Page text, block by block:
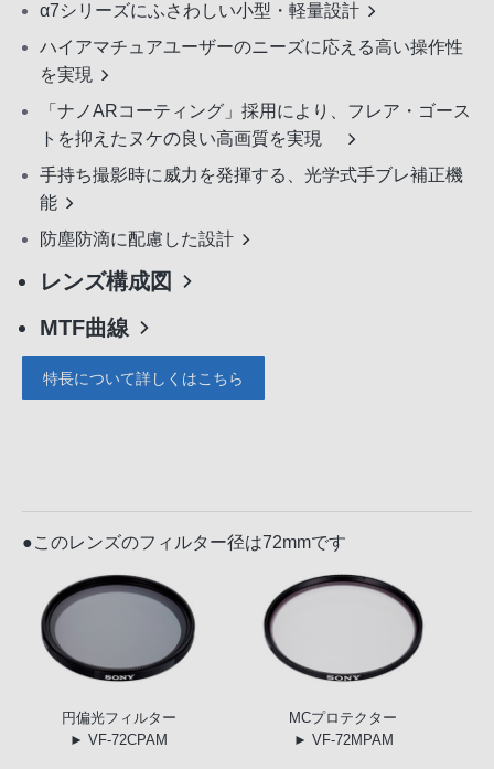
α7シリーズにふさわしい小型・軽量設計
ハイアマチュアユーザーのニーズに応える高い操作性
を実現
「ナノARコーティング」採用により、フレア・ゴース
トを抑えたヌケの良い高画質を実現
手持ち撮影時に威力を発揮する、光学式手ブレ補正機
能
防塵防滴に配慮した設計
レンズ構成図
MTF曲線
特長について詳しくはこちら
●このレンズのフィルター径は72mmです
円偏光フィルター
► VF-72CPAM
MCプロテクター
► VF-72MPAM